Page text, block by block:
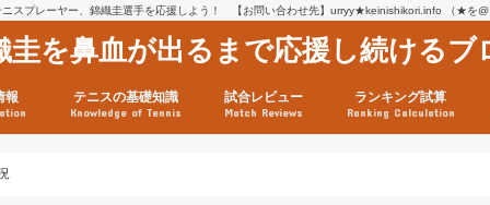
ニスプレーヤー、錦織圭選手を応援しよう！ 【お問い合わせ先】urryy★keinishikori.info （★を@
圭を鼻血が出るまで応援し続けるブ
報 テニスの基礎知識
Knowledge of Tennis
試合レビュー
Match Reviews
ランキング試算
Ranking Calculation